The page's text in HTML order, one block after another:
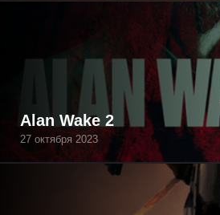
Alan Wake 2
27 октября 2023